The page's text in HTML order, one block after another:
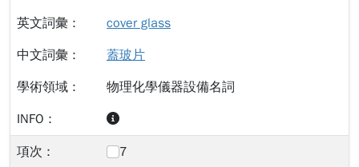
cover glass
蓋玻片
物理化學儀器設備名詞
7